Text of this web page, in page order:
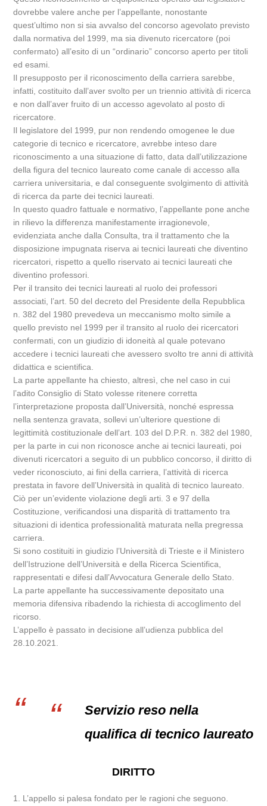
dovrebbe valere anche per l’appellante, nonostante
quest’ultimo non si sia avvalso del concorso agevolato previsto
dalla normativa del 1999, ma sia divenuto ricercatore (poi
confermato) all’esito di un “ordinario” concorso aperto per titoli
ed esami.
Il presupposto per il riconoscimento della carriera sarebbe,
infatti, costituito dall’aver svolto per un triennio attività di ricerca
e non dall’aver fruito di un accesso agevolato al posto di
ricercatore.
Il legislatore del 1999, pur non rendendo omogenee le due
categorie di tecnico e ricercatore, avrebbe inteso dare
riconoscimento a una situazione di fatto, data dall’utilizzazione
della figura del tecnico laureato come canale di accesso alla
carriera universitaria, e dal conseguente svolgimento di attività
di ricerca da parte dei tecnici laureati.
In questo quadro fattuale e normativo, l’appellante pone anche
in rilievo la differenza manifestamente irragionevole,
evidenziata anche dalla Consulta, tra il trattamento che la
disposizione impugnata riserva ai tecnici laureati che diventino
ricercatori, rispetto a quello riservato ai tecnici laureati che
diventino professori.
Per il transito dei tecnici laureati al ruolo dei professori
associati, l’art. 50 del decreto del Presidente della Repubblica
n. 382 del 1980 prevedeva un meccanismo molto simile a
quello previsto nel 1999 per il transito al ruolo dei ricercatori
confermati, con un giudizio di idoneità al quale potevano
accedere i tecnici laureati che avessero svolto tre anni di attività
didattica e scientifica.
La parte appellante ha chiesto, altresì, che nel caso in cui
l’adito Consiglio di Stato volesse ritenere corretta
l’interpretazione proposta dall’Università, nonché espressa
nella sentenza gravata, sollevi un’ulteriore questione di
legittimità costituzionale dell’art. 103 del D.P.R. n. 382 del 1980,
per la parte in cui non riconosce anche ai tecnici laureati, poi
divenuti ricercatori a seguito di un pubblico concorso, il diritto di
veder riconosciuto, ai fini della carriera, l’attività di ricerca
prestata in favore dell’Università in qualità di tecnico laureato.
Ciò per un’evidente violazione degli arti. 3 e 97 della
Costituzione, verificandosi una disparità di trattamento tra
situazioni di identica professionalità maturata nella pregressa
carriera.
Si sono costituiti in giudizio l’Università di Trieste e il Ministero
dell’Istruzione dell’Università e della Ricerca Scientifica,
rappresentati e difesi dall’Avvocatura Generale dello Stato.
La parte appellante ha successivamente depositato una
memoria difensiva ribadendo la richiesta di accoglimento del
ricorso.
L’appello è passato in decisione all’udienza pubblica del
28.10.2021.
Servizio reso nella
qualifica di tecnico laureato
DIRITTO
1. L’appello si palesa fondato per le ragioni che seguono.